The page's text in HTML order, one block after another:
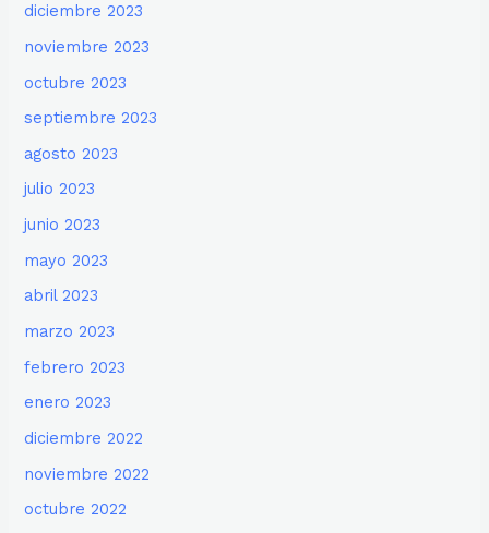
diciembre 2023
noviembre 2023
octubre 2023
septiembre 2023
agosto 2023
julio 2023
junio 2023
mayo 2023
abril 2023
marzo 2023
febrero 2023
enero 2023
diciembre 2022
noviembre 2022
octubre 2022